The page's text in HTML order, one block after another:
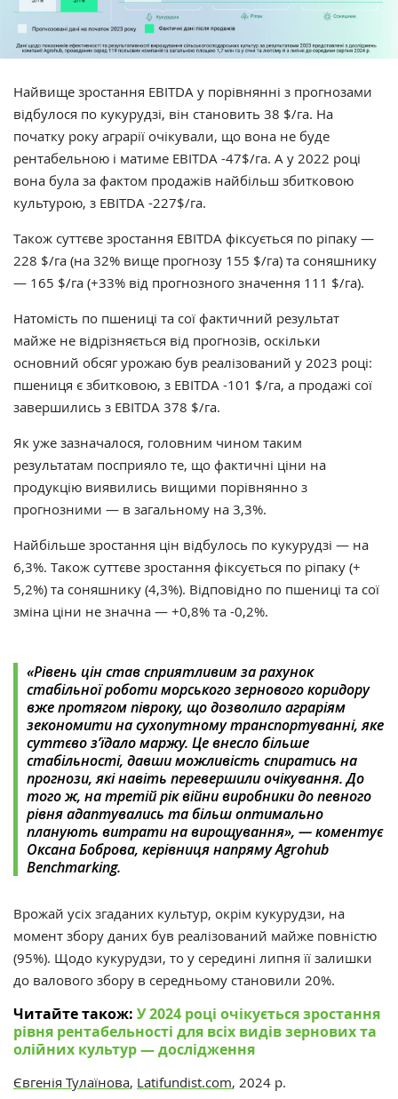
Найвище зростання EBITDA у порівнянні з прогнозами
відбулося по кукурудзі, він становить 38 $/га. На
початку року аграрії очікували, що вона не буде
рентабельною і матиме EBITDA -47$/га. А у 2022 році
вона була за фактом продажів найбільш збитковою
культурою, з EBITDA -227$/га.
Також суттєве зростання EBITDA фіксується по ріпаку —
228 $/га (на 32% вище прогнозу 155 $/га) та соняшнику
— 165 $/га (+33% від прогнозного значення 111 $/га).
Натомість по пшениці та сої фактичний результат
майже не відрізняється від прогнозів, оскільки
основний обсяг урожаю був реалізований у 2023 році:
пшениця є збитковою, з EBITDA -101 $/га, а продажі сої
завершились з EBITDA 378 $/га.
Як уже зазначалося, головним чином таким
результатам посприяло те, що фактичні ціни на
продукцію виявились вищими порівнянно з
прогнозними — в загальному на 3,3%.
Найбільше зростання цін відбулось по кукурудзі — на
6,3%. Також суттєве зростання фіксується по ріпаку (+
5,2%) та соняшнику (4,3%). Відповідно по пшениці та сої
зміна ціни не значна — +0,8% та -0,2%.
«Рівень цін став сприятливим за рахунок
стабільної роботи морського зернового коридору
вже протягом півроку, що дозволило аграріям
зекономити на сухопутному транспортуванні, яке
суттєво з’їдало маржу. Це внесло більше
стабільності, давши можливість спиратись на
прогнози, які навіть перевершили очікування. До
того ж, на третій рік війни виробники до певного
рівня адаптувались та більш оптимально
планують витрати на вирощування», — коментує
Оксана Боброва, керівниця напряму Agrohub
Benchmarking.
Врожай усіх згаданих культур, окрім кукурудзи, на
момент збору даних був реалізований майже повністю
(95%). Щодо кукурудзи, то у середині липня її залишки
до валового збору в середньому становили 20%.
Читайте також: У 2024 році очікується зростання
рівня рентабельності для всіх видів зернових та
олійних культур — дослідження
Євгенія Тулаїнова, Latifundist.com, 2024 р.